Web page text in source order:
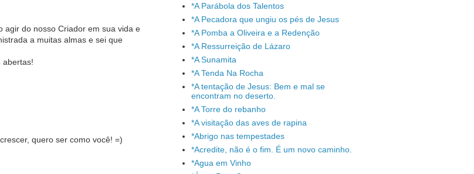
agir do nosso Criador em sua vida e
a muitas almas e sei que
abertas!
quero ser como você! =)
*A Parábola dos Talentos
*A Pecadora que ungiu os pés de Jesus
*A Pomba a Oliveira e a Redenção
*A Ressurreição de Lázaro
*A Sunamita
*A Tenda Na Rocha
*A tentação de Jesus: Bem e mal se
encontram no deserto.
*A Torre do rebanho
*A visitação das aves de rapina
*Abrigo nas tempestades
*Acredite, não é o fim. É um novo caminho.
*Agua em Vinho